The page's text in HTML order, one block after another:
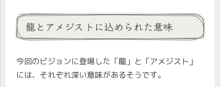
龍とアメジストに込められた意味
今回のビジョンに登場した「龍」と「アメジスト」
には、それぞれ深い意味があるそうです。